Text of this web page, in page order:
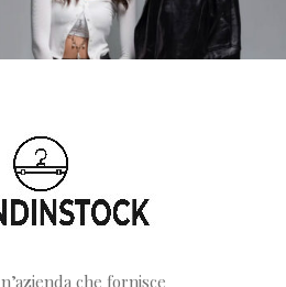
che fornisce